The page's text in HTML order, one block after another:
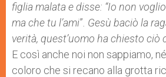
figlia malata e disse: “Io non
ma che tu l’ami” . Gesù baciò la
verità, quest’uomo ha chiesto ciò
E così anche noi non sappiamo,
coloro che si recano alla grotta